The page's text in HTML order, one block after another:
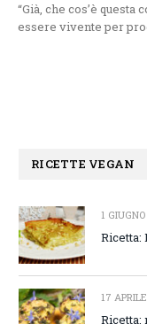
“Già, che cos’è
essere vivente per
RICETTE VEGAN
1
Ricetta:
17
Ricetta: